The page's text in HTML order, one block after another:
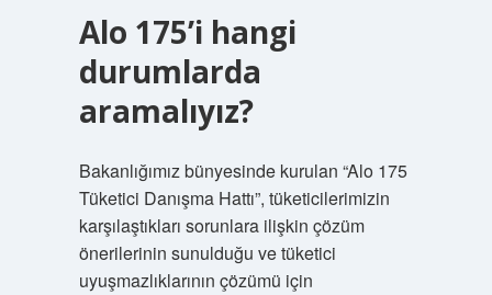
Alo 175’i hangi
durumlarda
aramalıyız?
Bakanlığımız bünyesinde kurulan “Alo 175
Tüketici Danışma Hattı”, tüketicilerimizin
karşılaştıkları sorunlara ilişkin çözüm
önerilerinin sunulduğu ve tüketici
uyuşmazlıklarının çözümü için